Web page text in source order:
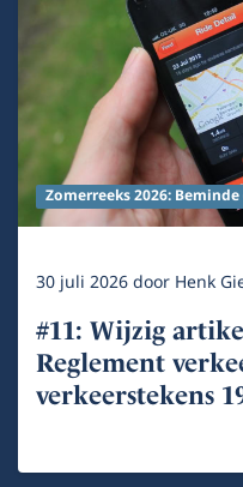
Zomerreeks 2026:
30 juli 2026door Henk
#11: Wijzig
Reglement
verkeerstekens